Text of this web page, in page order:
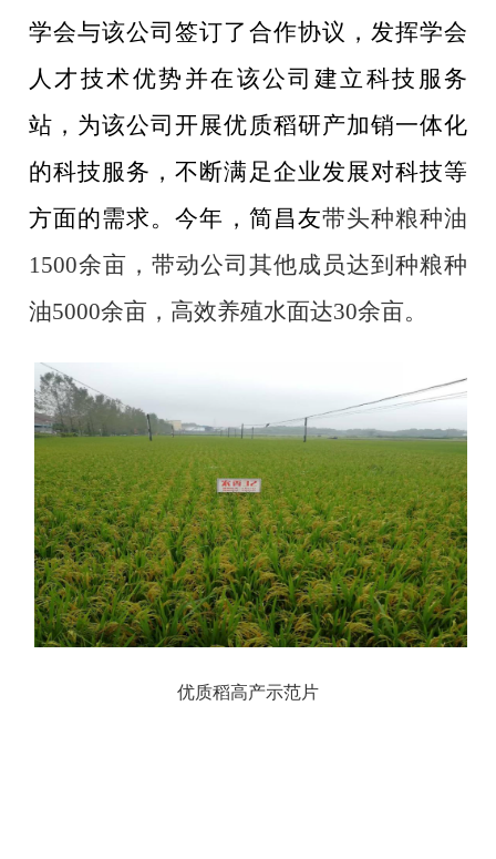
学会与该公司签订了合作协议，发挥学会
人才技术优势并在该公司建立科技服务
站，为该公司开展优质稻研产加销一体化
的科技服务，不断满足企业发展对科技等
方面的需求。今年，简昌友带头种粮种油
1500余亩，带动公司其他成员达到种粮种
油5000余亩，高效养殖水面达30余亩。
优质稻高产示范片